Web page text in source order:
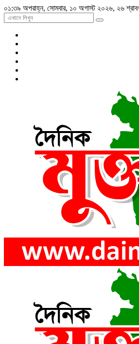
০১:৩৯ অপরাহ্ন, সোমবার, ১০ অগাস্ট ২০২৬, ২৬ শ্রাবণ